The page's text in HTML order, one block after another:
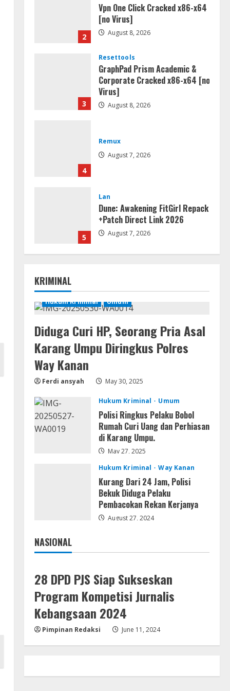
2
Vpn One Click Cracked x86-x64
[no Virus]
August 8, 2026
3
Resettools
GraphPad Prism Academic &
Corporate Cracked x86-x64 [no
Virus]
August 8, 2026
4
Remux
August 7, 2026
5
Lan
Dune: Awakening FitGirl Repack
+Patch Direct Link 2026
August 7, 2026
1 August 8, 2026
2
Resettools
Vpn One Click Cracked x86-x64
[no Virus]
GraphPad Prism Academic &
Corporate Cracked x86-x64 [no
Virus]
August 8, 2026
August 7, 2026
+Patch Direct Link 2026
KRIMINAL
Hukum Kriminal Umum
Diduga Curi HP, Seorang Pria Asal
Karang Umpu Diringkus Polres
Way Kanan
Ferdi ansyah May 30, 2025
Hukum Kriminal Umum
Polisi Ringkus Pelaku Bobol
Rumah Curi Uang dan Perhiasan
di Karang Umpu.
May 27, 2025
Hukum Kriminal
Way Kanan
Kurang Dari 24 Jam, Polisi
Bekuk Diduga Pelaku
Pembacokan Rekan Kerjanya
August 27, 2024
NASIONAL
Jakarta
28 DPD PJS Siap Sukseskan
Program Kompetisi Jurnalis
Kebangsaan 2024
Pimpinan Redaksi June 11, 2024